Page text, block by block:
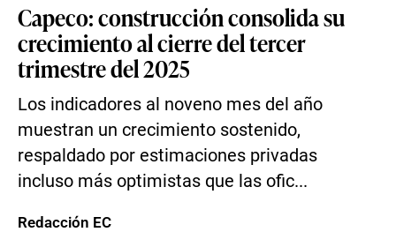
Capeco: construcción consolida su
crecimiento al cierre del tercer
trimestre del 2025
Los indicadores al noveno mes del año
muestran un crecimiento sostenido,
respaldado por estimaciones privadas
incluso más optimistas que las ofic...
Redacción EC